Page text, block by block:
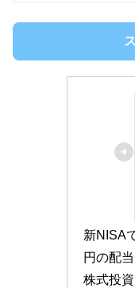
新NISA
円の配
株式投